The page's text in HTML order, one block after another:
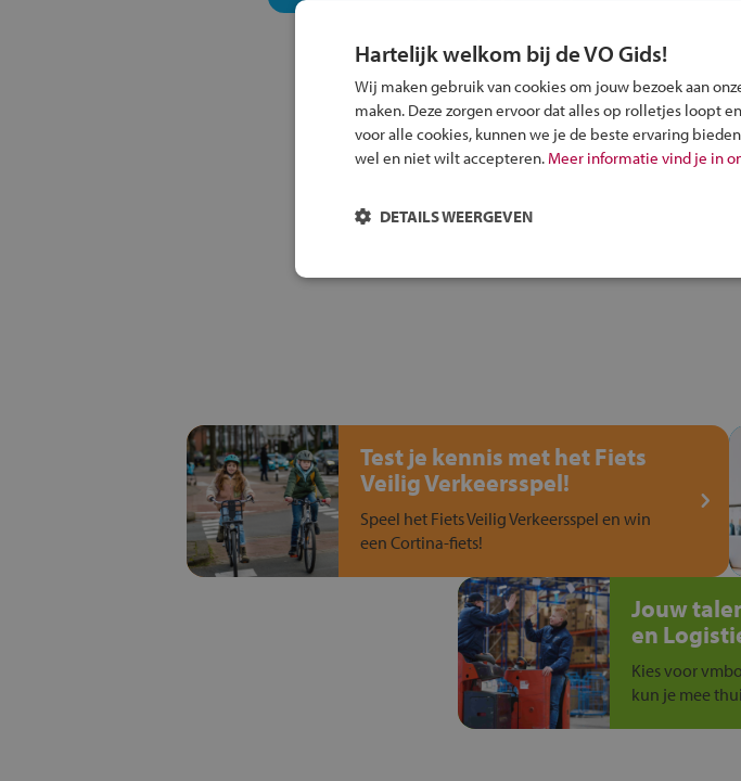
Test je kennis met het Fiets
Veilig Verkeersspel!
Speel het Fiets Veilig Verkeersspel en win
een Cortina-fiets!
Jouw
en
Kies voor
kun je mee
Hartelijk welkom bij de VO Gids!
Wij maken gebruik van cookies om jouw bezoek aan
maken. Deze zorgen ervoor dat alles op rolletjes loopt
voor alle cookies, kunnen we je de beste ervaring
wel en niet wilt accepteren. Meer informatie vind je in
DETAILS WEERGEVEN